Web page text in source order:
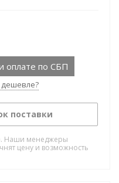
оплате по СБП
поставки
Наши менеджеры
цену и возможность